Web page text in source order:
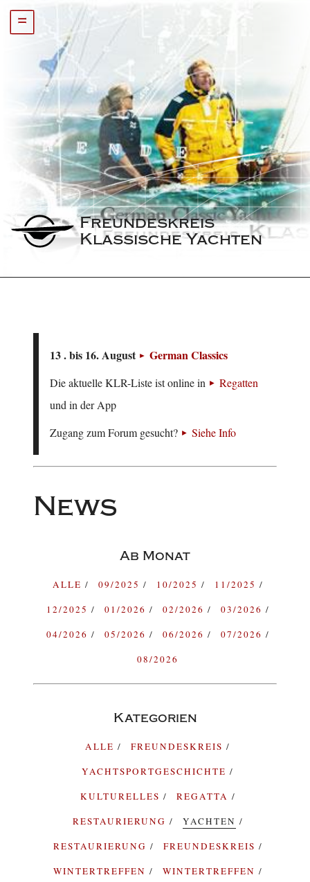
=
Freundeskreis
Klassische Yachten
13 . bis 16. August German Classics
Die aktuelle KLR-Liste ist online in
Regatten
und in der App
Zugang zum Forum gesucht?
Siehe Info
News
Ab Monat
ALLE 09/2025 10/2025
11/2025
12/2025
01/2026 02/2026
03/2026
04/2026
05/2026 06/2026
07/2026
08/2026
Kategorien
ALLE
FREUNDESKREIS
YACHTSPORTGESCHICHTE
KULTURELLES
REGATTA
RESTAURIERUNG
YACHTEN
RESTAURIERUNG
FREUNDESKREIS
WINTERTREFFEN
WINTERTREFFEN